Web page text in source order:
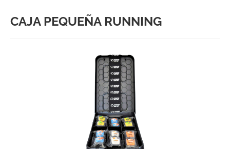
CAJA PEQUEÑA RUNNING